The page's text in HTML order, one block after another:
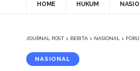
HOME HUKUM
JOURNAL POST > BERITA > NASIONAL >
NASIONAL